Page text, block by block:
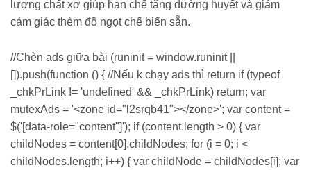
lượng chất xơ giúp hạn chế tăng đường huyết và giảm
cảm giác thèm đồ ngọt chế biến sẵn.
//Chèn ads giữa bài (runinit = window.runinit ||
[]).push(function () { //Nếu k chạy ads thì return if (typeof
_chkPrLink != 'undefined' && _chkPrLink) return; var
mutexAds = '<zone id="l2srqb41"></zone>'; var content =
$('[data-role="content"]'); if (content.length > 0) { var
childNodes = content[0].childNodes; for (i = 0; i <
childNodes.length; i++) { var childNode = childNodes[i]; var